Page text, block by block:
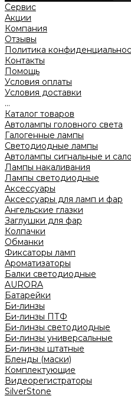
Сервис
Акции
Компания
Отзывы
Политика
Контакты
Помощь
Условия оплаты
Условия доставки
...
Каталог товаров
Автолампы головного света
Галогенные лампы
Светодиодные лампы
Автолампы сигнальные и
Лампы накаливания
Лампы светодиодные
Аксессуары
Аксессуары для ламп и фар
Ангельские глазки
Заглушки для фар
Колпачки
Обманки
Фиксаторы ламп
Ароматизаторы
Балки светодиодные
AURORA
Батарейки
Би-линзы
Би-линзы ПТФ
Би-линзы светодиодные
Би-линзы универсальные
Би-линзы штатные
Бленды (маски)
Комплектующие
Видеорегистраторы
SilverStone